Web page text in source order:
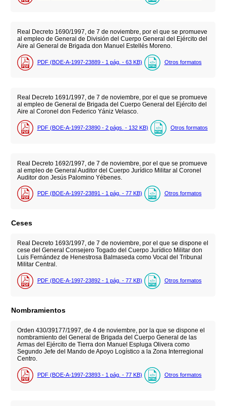
Real Decreto 1690/1997, de 7 de noviembre, por el que se promueve
al empleo de General de División del Cuerpo General del Ejército del
Aire al General de Brigada don Manuel Estellés Moreno.
PDF (BOE-A-1997-23889 - 1 pág. - 63 KB) Otros formatos
Real Decreto 1691/1997, de 7 de noviembre, por el que se promueve
al empleo de General de Brigada del Cuerpo General del Ejército del
Aire al Coronel don Federico Yániz Velasco.
PDF (BOE-A-1997-23890 - 2 págs. - 132 KB) Otros formatos
Real Decreto 1692/1997, de 7 de noviembre, por el que se promueve
al empleo de General Auditor del Cuerpo Jurídico Militar al Coronel
Auditor don Jesús Palomino Yébenes.
PDF (BOE-A-1997-23891 - 1 pág. - 77 KB) Otros formatos
Ceses
Real Decreto 1693/1997, de 7 de noviembre, por el que se dispone el
cese del General Consejero Togado del Cuerpo Jurídico Militar don
Luis Fernández de Henestrosa Balmaseda como Vocal del Tribunal
Militar Central.
PDF (BOE-A-1997-23892 - 1 pág. - 77 KB) Otros formatos
Nombramientos
Orden 430/39177/1997, de 4 de noviembre, por la que se dispone el
nombramiento del General de Brigada del Cuerpo General de las
Armas del Ejército de Tierra don Manuel Espluga Olivera como
Segundo Jefe del Mando de Apoyo Logístico a la Zona Interregional
Centro.
PDF (BOE-A-1997-23893 - 1 pág. - 77 KB) Otros formatos